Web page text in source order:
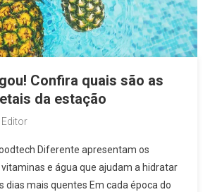
Confira quais são as
da estação
Editor
Diferente apresentam os
e água que ajudam a hidratar
dias mais quentes Em cada época do